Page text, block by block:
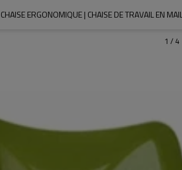
CHAISE ERGONOMIQUE | CHAISE DE TRAVAIL EN
1 / 4